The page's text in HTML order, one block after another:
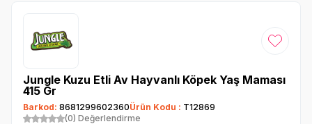
Favoriye
Jungle Kuzu Etli Av Hayvanlı Köpek Yaş Maması
415 Gr
Barkod: 8681299602360Ürün Kodu : T12869
(0) Değerlendirme